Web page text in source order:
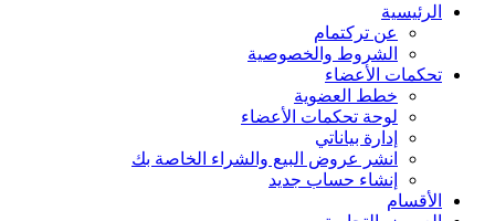
الرئيسية
عن تركتمام
الشروط والخصوصية
تحكمات الأعضاء
خطط العضوية
لوحة تحكمات الأعضاء
إدارة بياناتي
انشر عروض البيع والشراء الخاصة بك
إنشاء حساب جديد
الأقسام